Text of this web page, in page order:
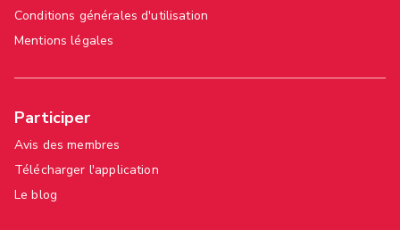
Conditions générales d'utilisation
Mentions légales
Participer
Avis des membres
Télécharger l'application
Le blog